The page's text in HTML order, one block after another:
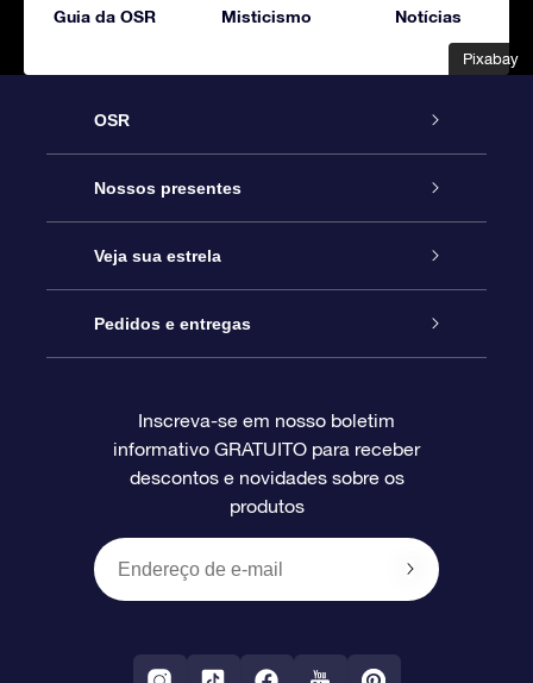
Pixabay
Pixabay
Guia da OSR Misticismo Notícias
OSR
Serviço
Entre em contato conosco
Blog
Avaliações
Nossos presentes
Presente estrelar on-line
Pacote de presente da OSR
O cartão de presente da OSR
Presentes corporativos
Veja sua estrela
Star Register
Página estelar personalizada
Um Milhão de Estrelas
OSR Starsaver
Aplicativo RV Fly me to the stars
Pedidos e entregas
Informações de pagamento
Política de devolução
Constelações
Inscreva-se em nosso boletim
informativo GRATUITO para receber
descontos e novidades sobre os
produtos